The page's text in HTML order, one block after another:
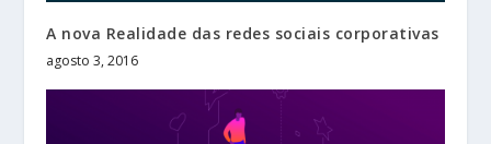
A nova Realidade das redes sociais corporativas
agosto 3, 2016